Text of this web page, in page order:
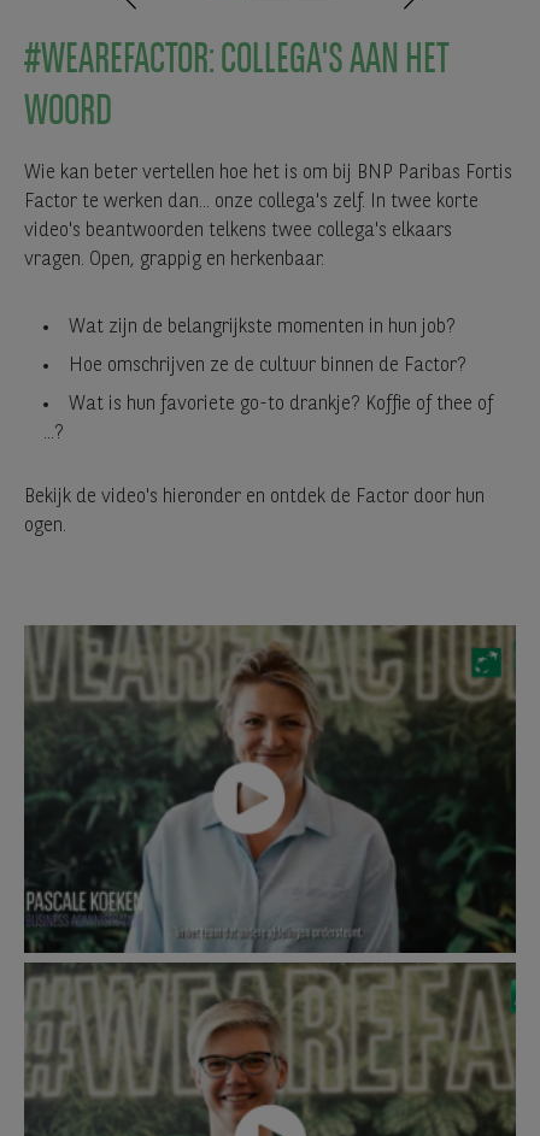
#WEAREFACTOR: COLLEGA'S AAN HET
WOORD
Wie kan beter vertellen hoe het is om bij BNP Paribas Fortis
Factor te werken dan... onze collega's zelf. In twee korte
video's beantwoorden telkens twee collega's elkaars
vragen. Open, grappig en herkenbaar.
Wat zijn de belangrijkste momenten in hun job?
Hoe omschrijven ze de cultuur binnen de Factor?
Wat is hun favoriete go-to drankje? Koffie of thee of
...?
Bekijk de video's hieronder en ontdek de Factor door hun
ogen.